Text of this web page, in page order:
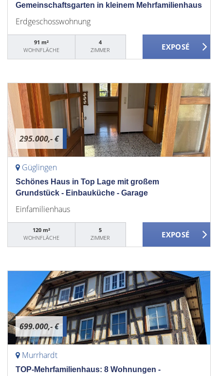
Gemeinschaftsgarten in kleinem Mehrfamilienhaus
Erdgeschosswohnung
91 m²
WOHNFLÄCHE
4
ZIMMER
295.000,- €
Güglingen
Schönes Haus in Top Lage mit großem
Grundstück - Einbauküche - Garage
Einfamilienhaus
120 m²
WOHNFLÄCHE
5
ZIMMER
699.000,- €
Murrhardt
TOP-Mehrfamilienhaus: 8 Wohnungen -